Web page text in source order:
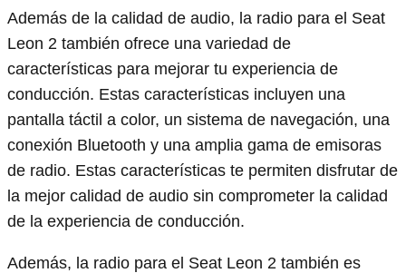
Además de la calidad de audio, la radio para el Seat
Leon 2 también ofrece una variedad de
características para mejorar tu experiencia de
conducción. Estas características incluyen una
pantalla táctil a color, un sistema de navegación, una
conexión Bluetooth y una amplia gama de emisoras
de radio. Estas características te permiten disfrutar de
la mejor calidad de audio sin comprometer la calidad
de la experiencia de conducción.
Además, la radio para el Seat Leon 2 también es